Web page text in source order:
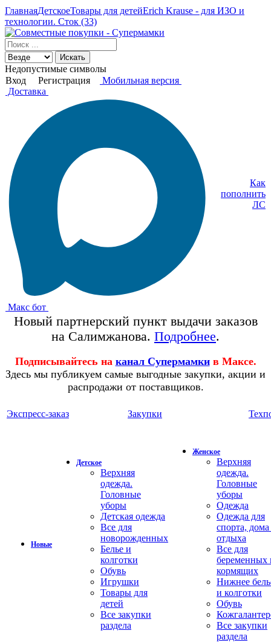
ГлавнаяДетскоеТовары для детейErich Krause - для ИЗО и
технологии. Сток (33)
Искать
Недопустимые символы
Вход
Регистрация
Мобильная версия
Доставка
Макс бот
Как
пополнить
ЛС
Новый партнерский пункт выдачи заказов
на Салимжанова. Подробнее.
Подписывайтесь на канал Супермамки в Максе.
Здесь мы публикуем самые выгодные закупки, акции и
распродажи от поставщиков.
Экспресс-заказ Закупки
Новые
Детское
Верхняя
одежда.
Головные
уборы
Детская одежда
Все для
новорожденных
Белье и
колготки
Обувь
Игрушки
Товары для
детей
Все закупки
раздела
Женское
Верхняя
одежда.
Головные
уборы
Одежда
Одежда для
спорта,
отдыха
Все для
беременных
кормящих
Нижнее
и колготки
Обувь
Все закупки
раздела